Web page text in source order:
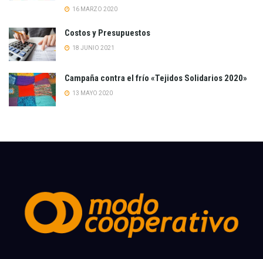
16 MARZO 2020
Costos y Presupuestos
18 JUNIO 2021
Campaña contra el frío «Tejidos Solidarios 2020»
13 MAYO 2020